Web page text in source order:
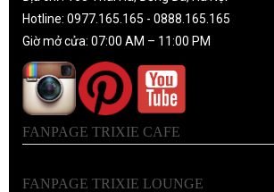
Hotline: 0977.165.165 - 0888.165.165
Giờ mở cửa: 07:00 AM – 11:00 PM
FANPAGE TRIXIE CAFE
FANPAGE TRIXIE LOUNGE